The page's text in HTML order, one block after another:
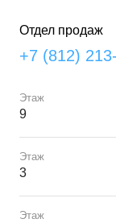
Отдел продаж
+7 (812)
Этаж
9
Этаж
3
Этаж